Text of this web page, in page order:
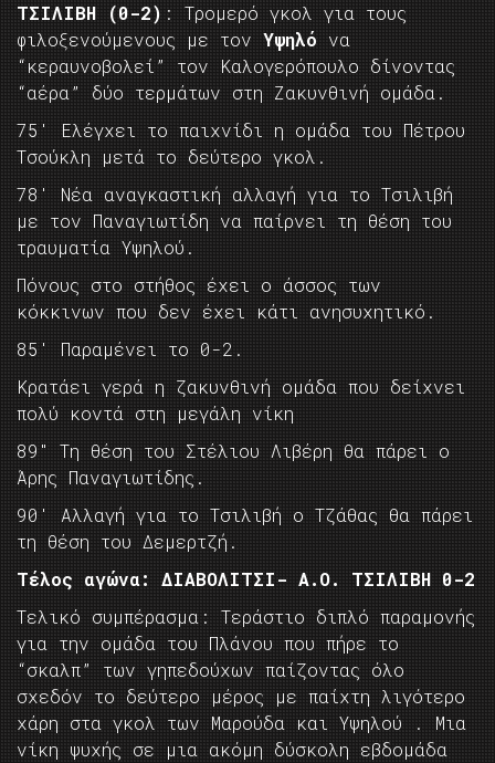
ΤΣΙΛΙΒΗ (0-2) : Τρομερό γκολ για τους
φιλοξενούμενους με τον Υψηλό να
“κεραυνοβολεί” τον Καλογερόπουλο δίνοντας
“αέρα” δύο τερμάτων στη Ζακυνθινή ομάδα.
75′ Ελέγχει το παιχνίδι η ομάδα του Πέτρου
Τσούκλη μετά το δεύτερο γκολ.
78′ Νέα αναγκαστική αλλαγή για το Τσιλιβή
με τον Παναγιωτίδη να παίρνει τη θέση του
τραυματία Υψηλού.
Πόνους στο στήθος έχει ο άσσος των
κόκκινων που δεν έχει κάτι ανησυχητικό.
85′ Παραμένει το 0-2.
Κρατάει γερά η ζακυνθινή ομάδα που δείχνει
πολύ κοντά στη μεγάλη νίκη
89″ Τη θέση του Στέλιου Λιβέρη θα πάρει ο
Άρης Παναγιωτίδης.
90′ Αλλαγή για το Τσιλιβή ο Τζάθας θα πάρει
τη θέση του Δεμερτζή.
Τέλος αγώνα: ΔΙΑΒΟΛΙΤΣΙ- Α.Ο. ΤΣΙΛΙΒΗ 0-2
Τελικό συμπέρασμα: Τεράστιο διπλό παραμονής
για την ομάδα του Πλάνου που πήρε το
“σκαλπ” των γηπεδούχων παίζοντας όλο
σχεδόν το δεύτερο μέρος με παίχτη λιγότερο
χάρη στα γκολ των Μαρούδα και Υψηλού . Μια
νίκη ψυχής σε μια ακόμη δύσκολη εβδομάδα